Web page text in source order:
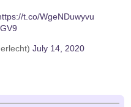
t.co/WgeNDuwyvu
July 14, 2020